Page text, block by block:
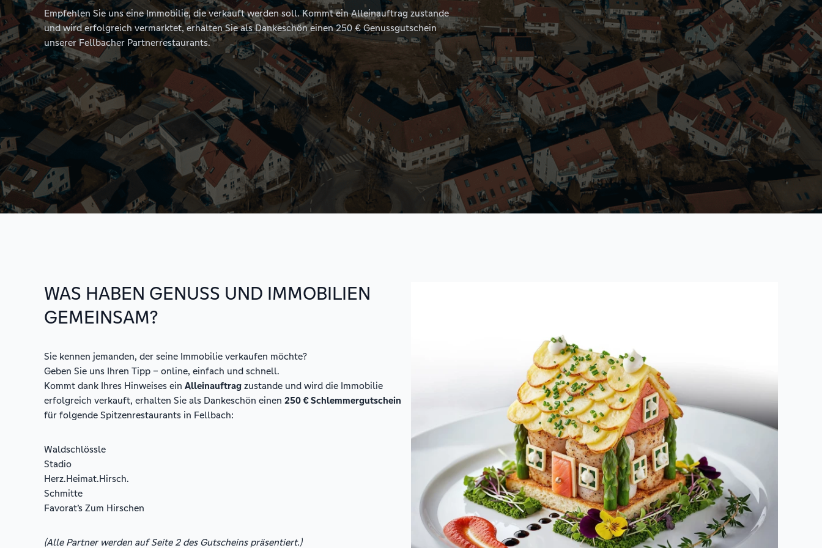
Empfehlen Sie uns eine Immobilie, die verkauft werden soll. Kommt ein Alleinauftrag zustande
und wird erfolgreich vermarktet, erhalten Sie als Dankeschön einen 250 € Genussgutschein
unserer Fellbacher Partnerrestaurants.
WAS HABEN GENUSS UND IMMOBILIEN
GEMEINSAM?
Sie kennen jemanden, der seine Immobilie verkaufen möchte?
Geben Sie uns Ihren Tipp – online, einfach und schnell.
Kommt dank Ihres Hinweises ein Alleinauftrag zustande und wird die Immobilie
erfolgreich verkauft, erhalten Sie als Dankeschön einen 250 € Schlemmergutschein
für folgende Spitzenrestaurants in Fellbach:
Waldschlössle
Stadio
Herz.Heimat.Hirsch.
Schmitte
Favorat’s Zum Hirschen
(Alle Partner werden auf Seite 2 des Gutscheins präsentiert.)